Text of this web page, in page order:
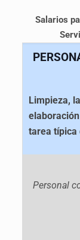
Salarios
Limpieza,
tarea típica
Personal